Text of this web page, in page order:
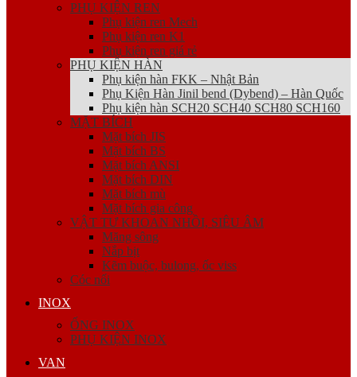
PHỤ KIỆN REN
Phụ kiện ren Mech
Phụ kiện ren K1
Phụ kiện ren giá rẻ
PHỤ KIỆN HÀN
Phụ kiện hàn FKK – Nhật Bản
Phụ Kiện Hàn Jinil bend (Dybend) – Hàn Quốc
Phụ kiện hàn SCH20 SCH40 SCH80 SCH160
MẶT BÍCH
Mặt bích JIS
Mặt bích BS
Mặt bích ANSI
Mặt bích DIN
Mặt bích mù
Mặt bích gia công
VẬT TƯ KHOAN NHỒI, SIÊU ÂM
Măng sông
Nắp bịt
Kẽm buộc, bulong, ốc viss
Cóc nối
INOX
ỐNG INOX
PHỤ KIỆN INOX
VAN